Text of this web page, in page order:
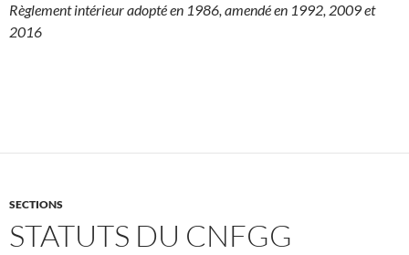
Règlement intérieur adopté en 1986, amendé en 1992, 2009 et
2016
SECTIONS
STATUTS DU CNFGG